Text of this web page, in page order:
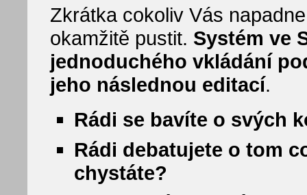
Zkrátka cokoliv Vás
okamžitě pustit. Systém ve
jednoduchého vkládání
jeho následnou editací.
Rádi se bavíte o svých
Rádi debatujete o tom
chystáte?